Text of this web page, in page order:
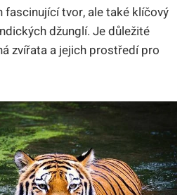
fascinující tvor, ale také klíčový
džunglí. Je důležité
zvířata a jejich prostředí pro